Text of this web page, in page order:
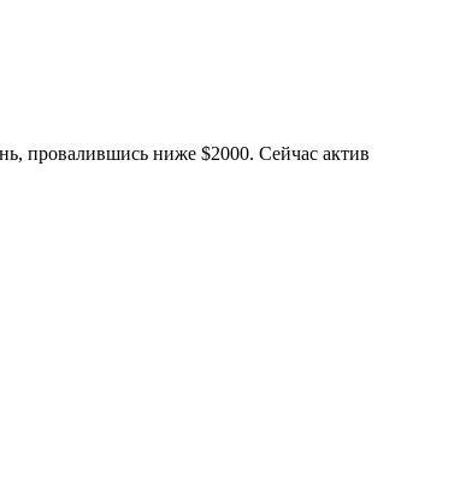
провалившись ниже $2000. Сейчас актив